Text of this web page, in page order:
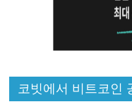
코빗에서 비트코인